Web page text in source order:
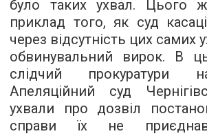
було таких ухвал. Цього
приклад того, як суд
через відсутність цих самих
обвинувальний вирок. В
слідчий прокуратури
Апеляційний суд
ухвали про дозвіл
справи їх не